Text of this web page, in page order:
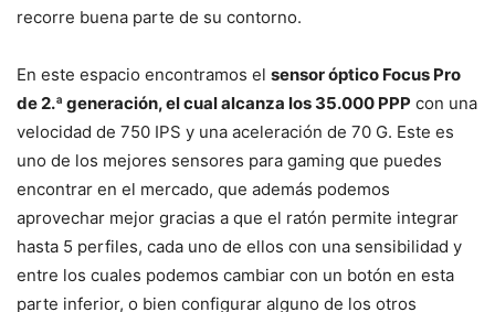
recorre buena parte de su contorno.
En este espacio encontramos el sensor óptico Focus Pro
de 2.ª generación, el cual alcanza los 35.000 PPP con una
velocidad de 750 IPS y una aceleración de 70 G. Este es
uno de los mejores sensores para gaming que puedes
encontrar en el mercado, que además podemos
aprovechar mejor gracias a que el ratón permite integrar
hasta 5 perfiles, cada uno de ellos con una sensibilidad y
entre los cuales podemos cambiar con un botón en esta
parte inferior, o bien configurar alguno de los otros